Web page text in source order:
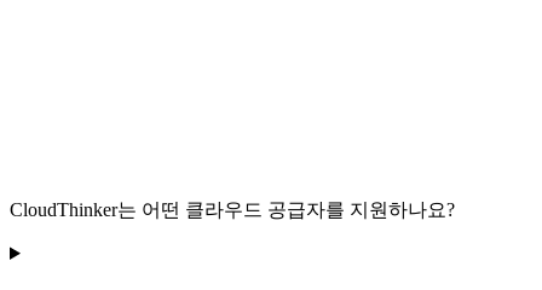
CloudThinker는 어떤 클라우드 공급자를 지원하나요?